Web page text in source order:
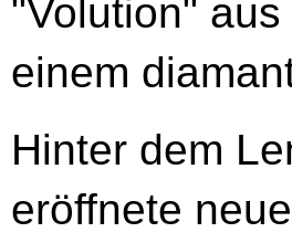
"Volution"
einem
Hinter dem
eröffnete